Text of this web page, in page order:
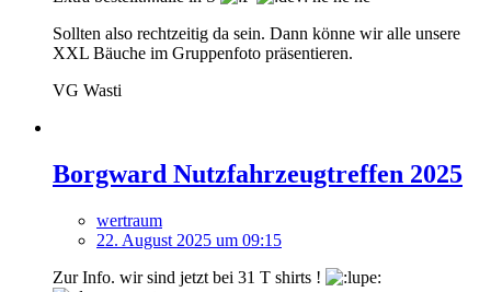
Sollten also rechtzeitig da sein. Dann könne wir alle unsere
XXL Bäuche im Gruppenfoto präsentieren.
VG Wasti
Borgward Nutzfahrzeugtreffen 2025
wertraum
22. August 2025 um 09:15
Zur Info. wir sind jetzt bei 31 T shirts !